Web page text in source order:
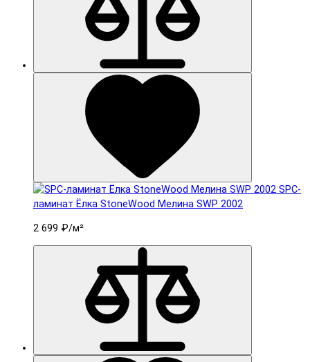
SPC-
ламинат Ëлка StoneWood Мелина SWP 2002
2 699 ₽/м²